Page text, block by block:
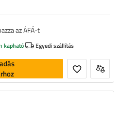
az ÁFÁ-t
kapható Egyedi szállítás